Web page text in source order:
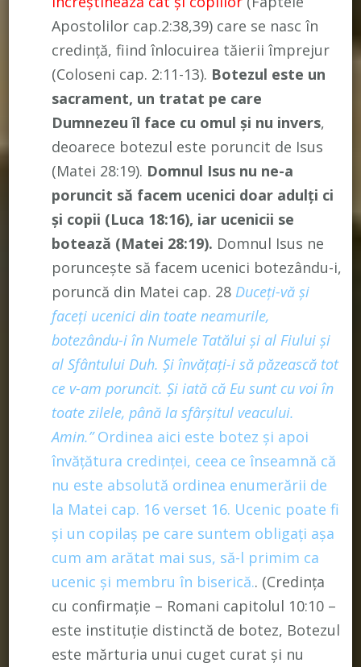
Apostolilor cap.2:38,39) care se nasc în
credință, fiind înlocuirea tăierii împrejur
(Coloseni cap. 2:11-13). Botezul este un
sacrament, un tratat pe care
Dumnezeu îl face cu omul și nu invers,
deoarece botezul este poruncit de Isus
(Matei 28:19). Domnul Isus nu ne-a
poruncit să facem ucenici doar adulți ci
și copii (Luca 18:16), iar ucenicii se
botează (Matei 28:19). Domnul Isus ne
poruncește să facem ucenici botezându-i,
poruncă din Matei cap. 28 Duceţi-vă şi
faceţi ucenici din toate neamurile,
botezându-i în Numele Tatălui şi al Fiului şi
al Sfântului Duh. Şi învăţaţi-i să păzească tot
ce v-am poruncit. Şi iată că Eu sunt cu voi în
toate zilele, până la sfârşitul veacului.
Amin.”Ordinea aici este botez și apoi
învățătura credinței, ceea ce înseamnă că
nu este absolută ordinea enumerării de
la Matei cap. 16 verset 16. Ucenic poate fi
și un copilaș pe care suntem obligați așa
cum am arătat mai sus, să-l primim ca
ucenic și membru în biserică.. (Credința
cu confirmație – Romani capitolul 10:10 –
este instituție distinctă de botez, Botezul
este mărturia unui cuget curat și nu